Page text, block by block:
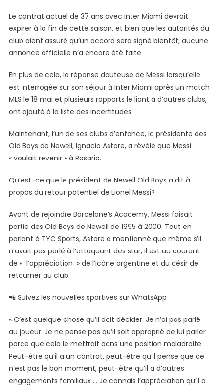
Milieu
De
L’incertitude
Le contrat actuel de 37 ans avec Inter Miami devrait
expirer à la fin de cette saison, et bien que les autorités du
club aient assuré qu’un accord sera signé bientôt, aucune
annonce officielle n’a encore été faite.
En plus de cela, la réponse douteuse de Messi lorsqu’elle
est interrogée sur son séjour à Inter Miami après un match
MLS le 18 mai et plusieurs rapports le liant à d’autres clubs,
ont ajouté à la liste des incertitudes.
Maintenant, l’un de ses clubs d’enfance, la présidente des
Old Boys de Newell, Ignacio Astore, a révélé que Messi
« voulait revenir » à Rosario.
Qu’est-ce que le président de Newell Old Boys a dit à
propos du retour potentiel de Lionel Messi?
Avant de rejoindre Barcelone’s Academy, Messi faisait
partie des Old Boys de Newell de 1995 à 2000. Tout en
parlant à TYC Sports, Astore a mentionné que même s’il
n’avait pas parlé à l’attaquant des star, il est au courant
de « l’appréciation » de l’icône argentine et du désir de
retourner au club.
📲 Suivez les nouvelles sportives sur WhatsApp
« C’est quelque chose qu’il doit décider. Je n’ai pas parlé
au joueur. Je ne pense pas qu’il soit approprié de lui parler
parce que cela le mettrait dans une position maladroite.
Peut-être qu’il a un contrat, peut-être qu’il pense que ce
n’est pas le bon moment, peut-être qu’il a d’autres
engagements familiaux … Je connais l’appréciation qu’il a